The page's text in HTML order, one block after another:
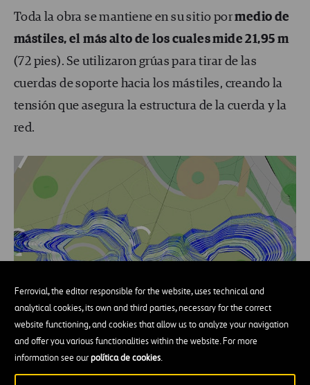
Ferrovial, the editor responsible for the website, uses technical and
analytical cookies, its own and third parties, necessary for the correct
website functioning, and cookies that allow us to analyze your navigation
and offer you various functionalities within the website. For more
information see ourpolítica de cookies.
Toda la obra se mantiene en su sitio pormedio de
mástiles, el más alto de los cuales mide 21,95 m
(72 pies). Se utilizaron grúas para tirar de las
cuerdas de soporte hacia los mástiles, creando la
tensión que asegura la estructura de la cuerda y la
red.
Reproducción de Echelman Studios, cortesía de